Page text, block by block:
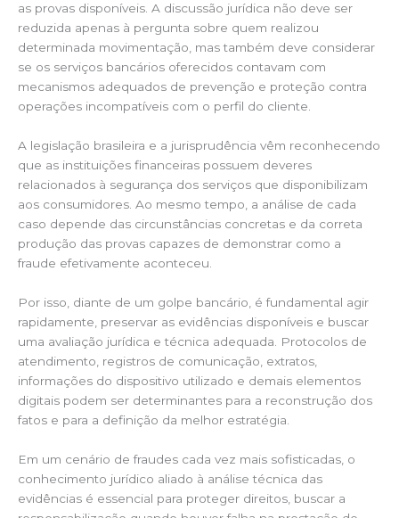
as provas disponíveis. A discussão jurídica não deve ser
reduzida apenas à pergunta sobre quem realizou
determinada movimentação, mas também deve considerar
se os serviços bancários oferecidos contavam com
mecanismos adequados de prevenção e proteção contra
operações incompatíveis com o perfil do cliente.
A legislação brasileira e a jurisprudência vêm reconhecendo
que as instituições financeiras possuem deveres
relacionados à segurança dos serviços que disponibilizam
aos consumidores. Ao mesmo tempo, a análise de cada
caso depende das circunstâncias concretas e da correta
produção das provas capazes de demonstrar como a
fraude efetivamente aconteceu.
Por isso, diante de um golpe bancário, é fundamental agir
rapidamente, preservar as evidências disponíveis e buscar
uma avaliação jurídica e técnica adequada. Protocolos de
atendimento, registros de comunicação, extratos,
informações do dispositivo utilizado e demais elementos
digitais podem ser determinantes para a reconstrução dos
fatos e para a definição da melhor estratégia.
Em um cenário de fraudes cada vez mais sofisticadas, o
conhecimento jurídico aliado à análise técnica das
evidências é essencial para proteger direitos, buscar a